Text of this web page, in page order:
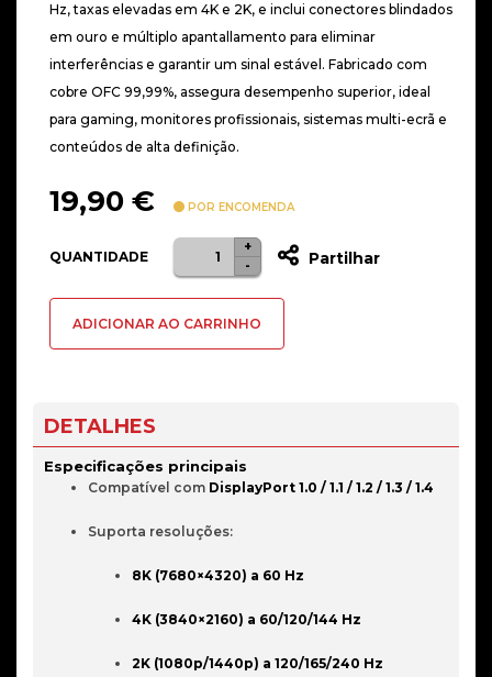
Hz, taxas elevadas em 4K e 2K, e inclui conectores blindados
em ouro e múltiplo apantallamento para eliminar
interferências e garantir um sinal estável. Fabricado com
cobre OFC 99,99%, assegura desempenho superior, ideal
para gaming, monitores profissionais, sistemas multi-ecrã e
conteúdos de alta definição.
19,90 € POR ENCOMENDA
QUANTIDADE
Quantidade
de
Nanocable
DP/M-
DP/M
5M
-
+
Partilhar
ADICIONAR AO CARRINHO
DETALHES
Especificações principais
Compatível com DisplayPort 1.0 / 1.1 / 1.2 / 1.3 / 1.4
Suporta resoluções:
8K (7680×4320) a 60 Hz
4K (3840×2160) a 60/120/144 Hz
2K (1080p/1440p) a 120/165/240 Hz